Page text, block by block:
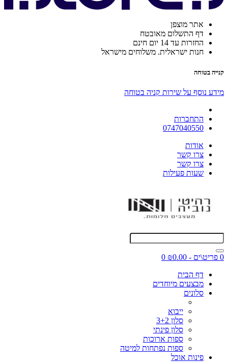
אתר מוצפן
דף התשלום מאובטח
החזרות עד 14 יום חינם
חנות ישראלית. משלוחים מישראל
קנייה בטוחה
מידע נוסף על שירות קניה בטוחה
התחברות
0747040550
אודות
צרו קשר
צרו קשר
שעות פעילות
0 פריט\ים - ₪0.00
0
דף הבית
מבצעים מיוחדים
סלונים
ייבוא
סלון 3+2
סלון פינתי
ספות ארוכות
ספות נפתחות למיטה
פינות אוכל